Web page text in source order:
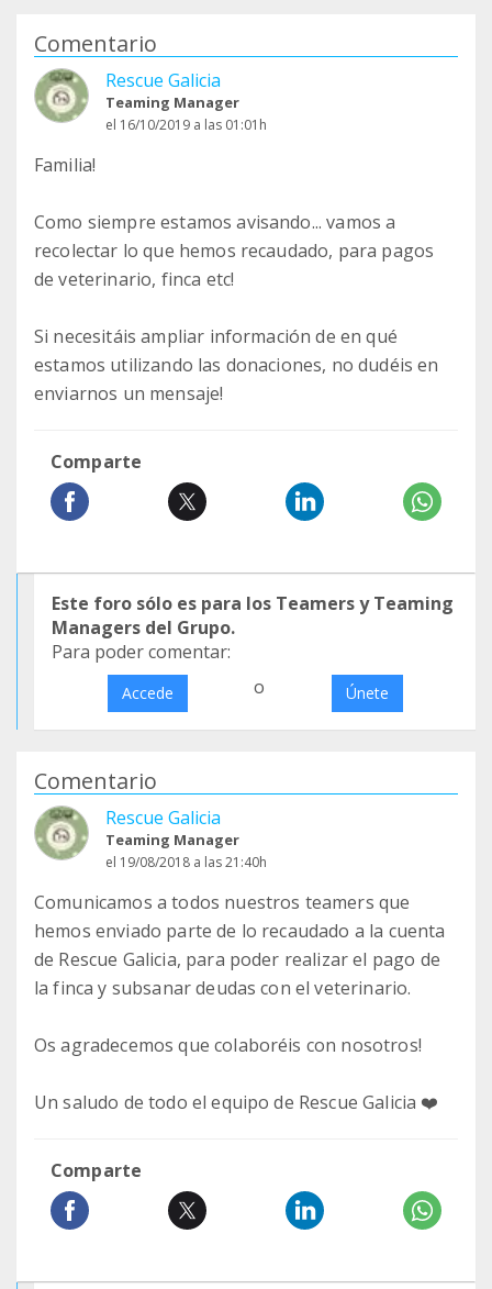
Comentario
Rescue Galicia
Teaming Manager
el 16/10/2019 a las 01:01h
Familia!
Como siempre estamos avisando... vamos a
recolectar lo que hemos recaudado, para pagos
de veterinario, finca etc!
Si necesitáis ampliar información de en qué
estamos utilizando las donaciones, no dudéis en
enviarnos un mensaje!
Comparte
Este foro sólo es para los Teamers y Teaming
Managers del Grupo.
Para poder comentar:
Accede o Únete
Comentario
Rescue Galicia
Teaming Manager
el 19/08/2018 a las 21:40h
Comunicamos a todos nuestros teamers que
hemos enviado parte de lo recaudado a la cuenta
de Rescue Galicia, para poder realizar el pago de
la finca y subsanar deudas con el veterinario.
Os agradecemos que colaboréis con nosotros!
Un saludo de todo el equipo de Rescue Galicia ❤️
Comparte